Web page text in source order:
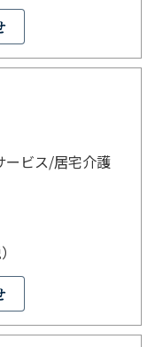
ービス/居宅介護